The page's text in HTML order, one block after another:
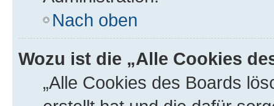
Nach oben
Wozu ist die „Alle Cookies
„Alle Cookies des Boards